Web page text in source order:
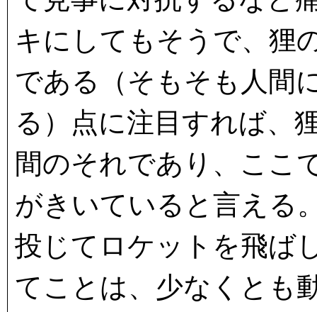
キにしてもそうで、狸
である（そもそも人間
る）点に注目すれば、
間のそれであり、ここ
がきいていると言える
投じてロケットを飛ば
てことは、少なくとも